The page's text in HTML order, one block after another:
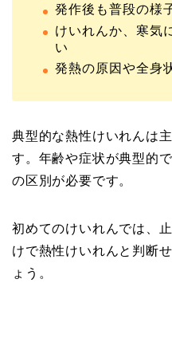
発作後も普段の様
けいれんか、寒気
い
発熱の原因や全身
典型的な熱性けいれんは
す。年齢や症状が典型的
の区別が必要です。
初めてのけいれんでは、
けで熱性けいれんと判断
ょう。